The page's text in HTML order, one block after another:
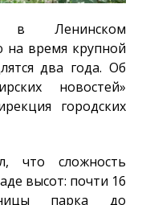
Ленинском
на время крупной
два года. Об
новостей»
городских
что сложность
высот: почти 16
парка до